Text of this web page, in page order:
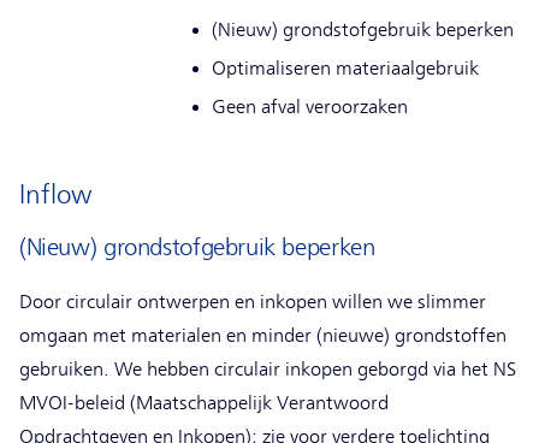
(Nieuw) grondstofgebruik beperken
Optimaliseren materiaalgebruik
Geen afval veroorzaken
Inflow
(Nieuw) grondstofgebruik beperken
Door circulair ontwerpen en inkopen willen we slimmer
omgaan met materialen en minder (nieuwe) grondstoffen
gebruiken. We hebben circulair inkopen geborgd via het NS
MVOI-beleid (Maatschappelijk Verantwoord
Opdrachtgeven en Inkopen); zie voor verdere toelichting